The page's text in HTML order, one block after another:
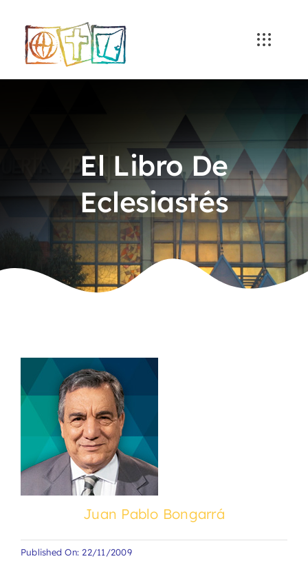
content
El Libro De
Eclesiastés
Juan Pablo Bongarrá
Published On: 22/11/2009